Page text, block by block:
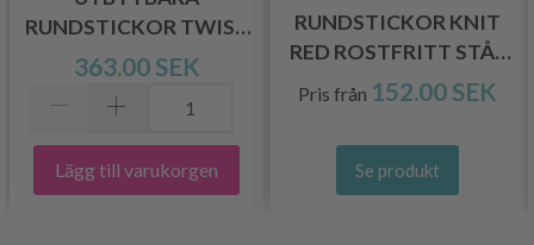
RUNDSTICKOR TWIST
SHORT COMBO PAKET
363.00 SEK
Lägg till varukorgen
RUNDSTICKOR KNIT
RED ROSTFRITT STÅL
(23-100 CM)
Pris från 152.00 SEK
Se produkt